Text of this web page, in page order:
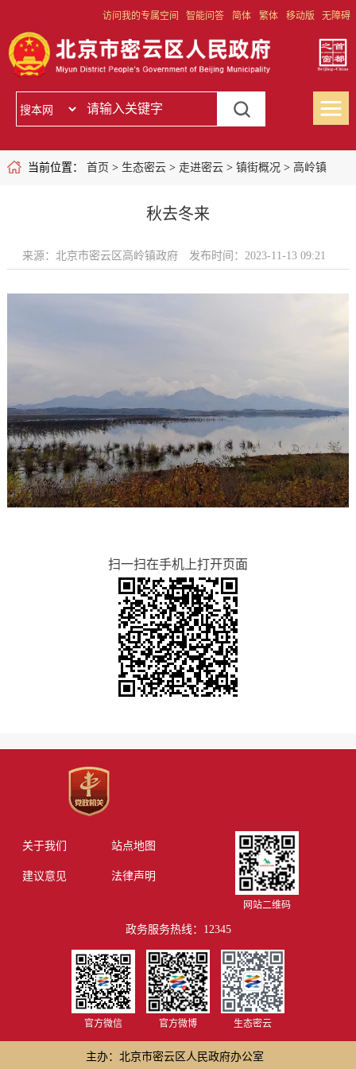
访问我的专属空间 智能问答 简体 繁体 移动版 无障碍
当前位置： 首页 > 生态密云> 走进密云> 镇街概况 > 高岭镇
秋去冬来
来源：北京市密云区高岭镇政府 发布时间：2023-11-13 09:21
扫一扫在手机上打开页面
关于我们 站点地图
建议意见 法律声明
网站二维码
政务服务热线：12345
官方微信 官方微博 生态密云
主办：北京市密云区人民政府办公室